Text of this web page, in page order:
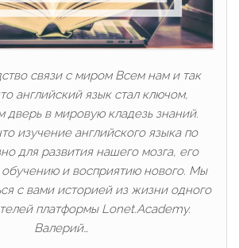
связи с миром Всем нам и так
английский язык стал ключом,
в мировую кладезь знаний.
изучение английского языка по
для развития нашего мозга, его
обучению и восприятию нового. Мы
с вами историей из жизни одного
платформы Lonet.Academy.
Валерий…